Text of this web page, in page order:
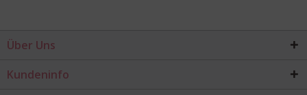
Über Uns
Kundeninfo